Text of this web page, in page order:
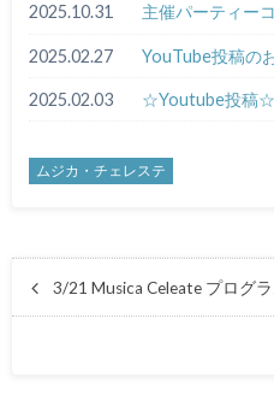
2025.10.31 主催パーティー
2025.02.27 YouTube投稿の
2025.02.03 ☆Youtube投稿☆
ムジカ・チェレステ
3/21 Musica Celeate プログラ